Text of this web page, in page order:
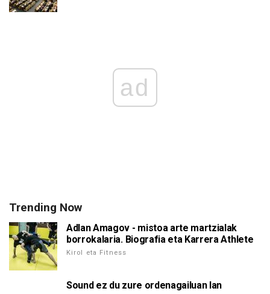
ad
Trending Now
Adlan Amagov - mistoa arte martzialak
borrokalaria. Biografia eta Karrera Athlete
Kirol eta Fitness
Sound ez du zure ordenagailuan lan